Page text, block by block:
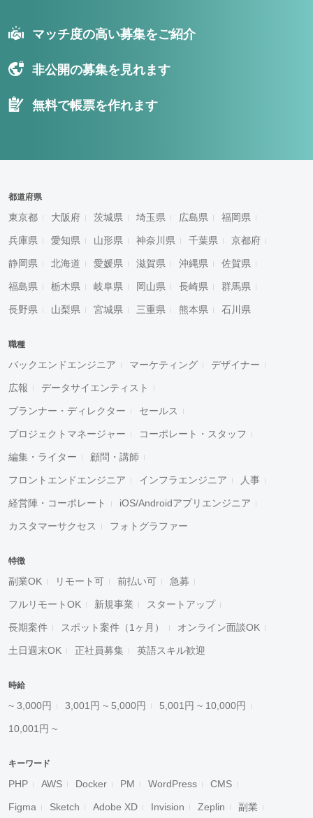
マッチ度の高い募集をご紹介
非公開の募集を見れます
無料で帳票を作れます
都道府県
東京都 大阪府 茨城県 埼玉県 広島県 福岡県
兵庫県 愛知県 山形県 神奈川県 千葉県 京都府
静岡県 北海道 愛媛県 滋賀県 沖縄県 佐賀県
福島県 栃木県 岐阜県 岡山県 長崎県 群馬県
長野県 山梨県 宮城県 三重県 熊本県 石川県
職種
バックエンドエンジニア マーケティング デザイナー
広報 データサイエンティスト
プランナー・ディレクター セールス
プロジェクトマネージャー コーポレート・スタッフ
編集・ライター 顧問・講師
フロントエンドエンジニア インフラエンジニア 人事
経営陣・コーポレート iOS/Androidアプリエンジニア
カスタマーサクセス フォトグラファー
特徴
副業OK リモート可 前払い可 急募
フルリモートOK 新規事業 スタートアップ
長期案件 スポット案件（1ヶ月） オンライン面談OK
土日週末OK 正社員募集 英語スキル歓迎
時給
~ 3,000円 3,001円 ~ 5,000円 5,001円 ~ 10,000円
10,001円 ~
キーワード
PHP AWS Docker PM WordPress CMS
Figma Sketch Adobe XD Invision Zeplin 副業